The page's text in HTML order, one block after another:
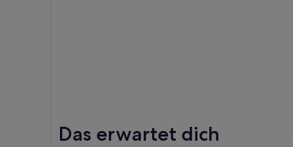
Das erwartet dich